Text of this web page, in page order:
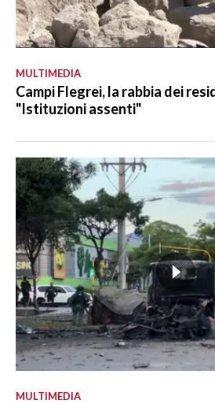
MULTIMEDIA
Campi Flegrei, la rabbia dei
"Istituzioni assenti"
MULTIMEDIA